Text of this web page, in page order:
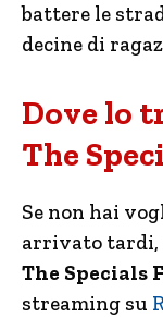
battere le
decine di
Dove lo
The
Se non hai
arrivato tardi,
The Specials
streaming su